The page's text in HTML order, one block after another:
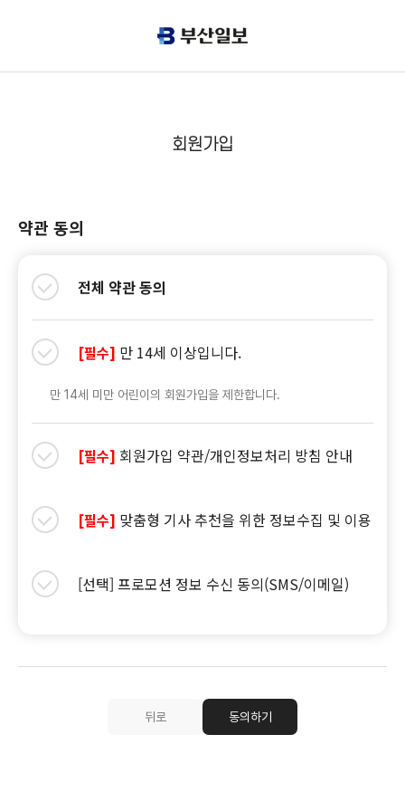
회원가입
약관 동의
전체 약관 동의
[필수] 만 14세 이상입니다.
만 14세 미만 어린이의 회원가입을 제한합니다.
[필수] 회원가입 약관/개인정보처리 방침 안내
[필수] 맞춤형 기사 추천을 위한 정보수집 및 이용
[선택] 프로모션 정보 수신 동의(SMS/이메일)
뒤로